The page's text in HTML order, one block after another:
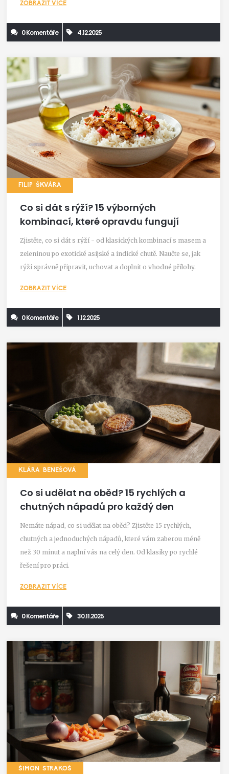
ZOBRAZIT VÍCE
0 Komentáře 4.12.2025
FILIP ŠKVÁRA
Co si dát s rýží? 15 výborných
kombinací, které opravdu fungují
Zjistěte, co si dát s rýží - od klasických kombinací s masem a
zeleninou po exotické asijské a indické chutě. Naučte se, jak
rýži správně připravit, uchovat a doplnit o vhodné přílohy.
ZOBRAZIT VÍCE
0 Komentáře 1.12.2025
KLÁRA BENEŠOVÁ
Co si udělat na oběd? 15 rychlých a
chutných nápadů pro každý den
Nemáte nápad, co si udělat na oběd? Zjistěte 15 rychlých,
chutných a jednoduchých nápadů, které vám zaberou méně
než 30 minut a naplní vás na celý den. Od klasiky po rychlé
řešení pro práci.
ZOBRAZIT VÍCE
0 Komentáře 30.11.2025
ŠIMON STRAKOŠ